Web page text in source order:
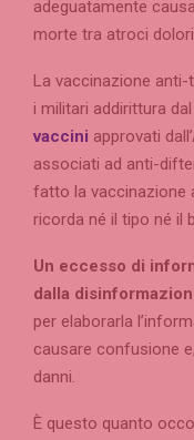
adeguatamente
morte tra atroci
La vaccinazione
i militari addirittura
vaccini approvati
associati ad anti-
fatto la vaccinazione
ricorda né il tipo né il
Un eccesso di
dalla
per elaborarla
causare confusione
danni.
È questo quanto